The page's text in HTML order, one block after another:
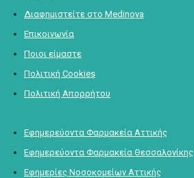
Διαφημιστείτε στο Medinova
Επικοινωνία
Ποιοι είμαστε
Πολιτική Cookies
Πολιτική Απορρήτου
Εφημερεύοντα Φαρμακεία Αττικής
Εφημερεύοντα Φαρμακεία Θεσσαλονίκης
Εφημερίες Νοσοκομείων Αττικής